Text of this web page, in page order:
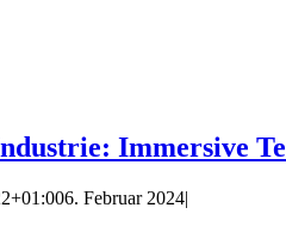
Immersive
6. Februar 2024|